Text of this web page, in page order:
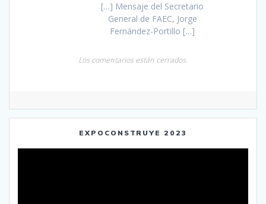
[…] Mensaje del Secretario
General de FAEC, Jorge
Fernández-Portillo […]
Los comentarios están cerrados.
EXPOCONSTRUYE 2023